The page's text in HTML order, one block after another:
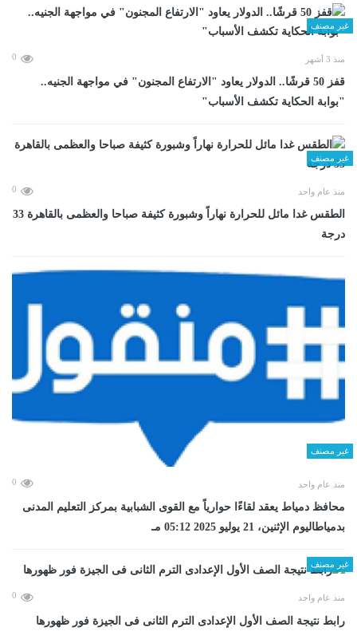
غير مصنف
منذ 3 أشهر 0
قفز 50 قرشًا.. الدولار يعاود "الارتفاع المجنون" في مواجهة الجنيه..
"بوابة الحكاية تكشف الأسباب"
غير مصنف
منذ عام واحد 0
الطقس غدا مائل للحرارة نهاراً وشبورة كثيفة صباحا والعظمى بالقاهرة 33
درجة
غير مصنف
منذ عام واحد 0
محافظ دمياط يعقد لقاءًا حوارياً مع القوى الشبابية بمركز التعليم المدنى
بدمياطاليوم الإثنين، 21 يوليو 2025 05:12 مـ
غير مصنف
منذ عام واحد 0
رابط نتيجة الصف الأول الإعدادى الترم الثانى فى الجيزة فور ظهورها